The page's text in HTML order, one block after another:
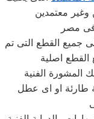
وغير معتمدين
جميع القطع التى تم
الفنية
طارئة او اى عطل